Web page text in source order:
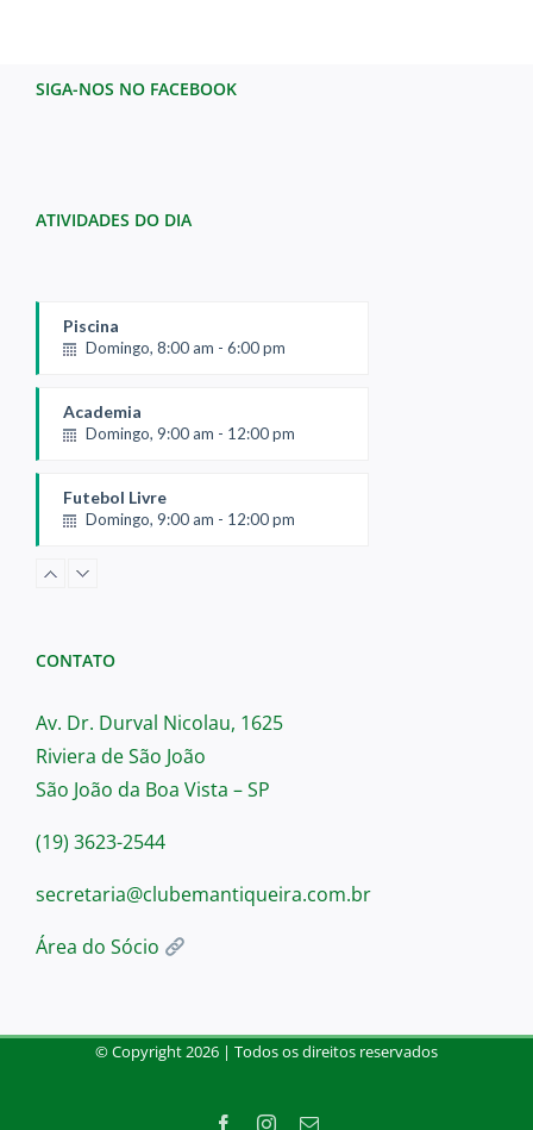
SIGA-NOS NO FACEBOOK
ATIVIDADES DO DIA
Piscina
Domingo, 8:00 am - 6:00 pm
Academia
Domingo, 9:00 am - 12:00 pm
Futebol Livre
Domingo, 9:00 am - 12:00 pm
Sauna Masculina
horário
CONTATO
Av. Dr. Durval Nicolau, 1625
Riviera de São João
São João da Boa Vista – SP
(19) 3623-2544
secretaria@clubemantiqueira.com.br
Área do Sócio
© Copyright2026 | Todos os direitos reservados
FacebookInstagram
E-